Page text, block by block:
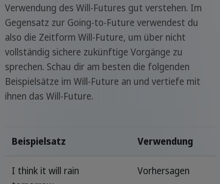
Verwendung des Will-Futures gut verstehen. Im
Gegensatz zur Going-to-Future verwendest du
also die Zeitform Will-Future, um über nicht
vollständig sichere zukünftige Vorgänge zu
sprechen. Schau dir am besten die folgenden
Beispielsätze im Will-Future an und vertiefe mit
ihnen das Will-Future.
Beispielsatz Verwendung
I think it will rain
Vorhersagen